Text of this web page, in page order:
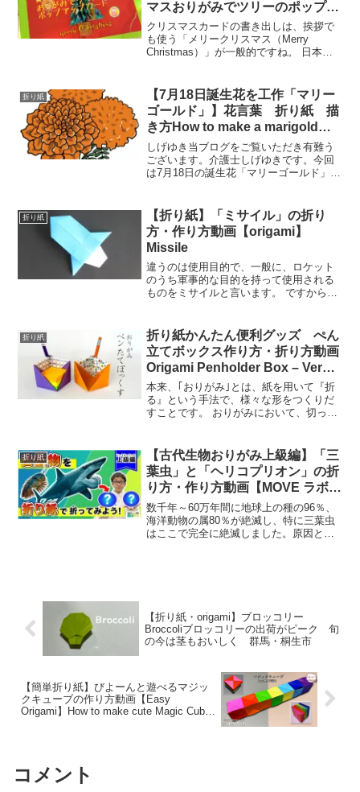
マスおりがみでツリーのポップア
ップカードの作り方・折り方動
画〜christmas card tutorial〜
クリスマスカードの書き出しは、挨拶で
も使う「メリークリスマス（Merry
Christmas）」が一般的ですね。 日本の
米ではキリスト教徒でない方へ配慮して
「ハッピー...
折り紙
【7月18日誕生花を工作「マリー
ゴールド」】花言葉 折り紙 描
き方How to make a marigold
with origami.【Flower】
しげゆき当ブログをご覧いただき有難う
ございます。介護士しげゆきです。今回
は7月18日の誕生花「マリーゴールド」の
面制作などにご参考ください。7月18日の
誕生花「マリーゴ...
折り紙
【折り紙】「ミサイル」の折り
方・作り方動画【origami】
Missile
違うのは使用目的で、一般に、ロケット
のうち軍事的な目的を持って使用される
ものをミサイルと言います。 ですから搭
発射」となるわけです。 使用目的の違い
で呼び名が変わるな...
折り紙
折り紙かんたん便利グッズ ぺん
立てボックス作り方・折り方動画
Origami Penholder Box – Very
Easy –
本来、｢おりがみ｣とは、紙を用いて『折
る』という手法で、様々な形をつくりだ
すことです。 おりがみにおいて、切った
なのです。おりがみについて - origami-
noa...
折り紙
【古代生物おりがみ上級編】「三
葉虫」と「ヘリコプリオン」の折
り方・作り方動画【MOVE ラボ研
究員が解説！】 ”Trilobite” and
“Helicoprion”
数千年～60万年間に地球上の種の96％、
海洋動物の属80％が絶滅し、特に三葉虫
はここで完全に絶滅しました。原因とし
【折り紙・origami】ブロッコリー
Broccoliブロッコリーの出荷がピーク 旬
の今は茎もおいしく 群馬・桐生市
【簡単折り紙】びよーんと遊べるマジッ
クキューブの作り方動画【Easy
Origami】How to make cute Magic Cube
コメント